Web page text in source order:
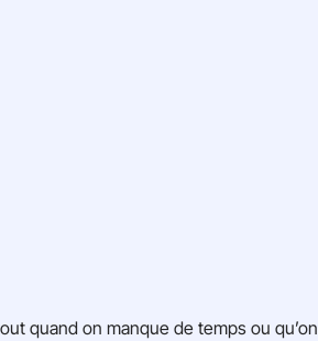
quand on manque de temps ou qu’on